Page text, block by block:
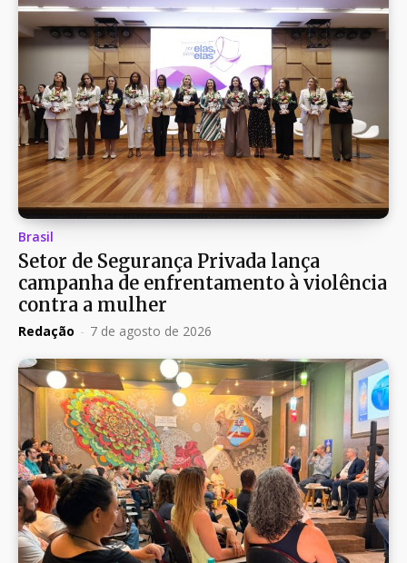
Brasil
Setor de Segurança Privada lança
campanha de enfrentamento à violência
contra a mulher
Redação - 7 de agosto de 2026